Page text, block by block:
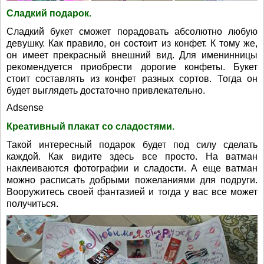
Сладкий подарок.
Сладкий букет сможет порадовать абсолютно любую
девушку. Как правило, он состоит из конфет. К тому же,
он имеет прекрасный внешний вид. Для именинницы
рекомендуется приобрести дорогие конфеты. Букет
стоит составлять из конфет разных сортов. Тогда он
будет выглядеть достаточно привлекательно.
Adsense
Креативный плакат со сладостями.
Такой интересный подарок будет под силу сделать
каждой. Как видите здесь все просто. На ватман
наклеиваются фотографии и сладости. А еще ватман
можно расписать добрыми пожеланиями для подруги.
Вооружитесь своей фантазией и тогда у вас все может
получиться.